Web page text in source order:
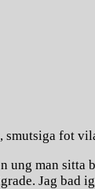
smutsiga fot
ung man
Jag bad